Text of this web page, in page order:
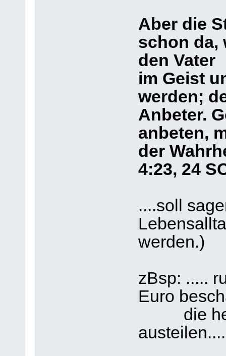
Aber die
schon da,
den Vater
im Geist
werden;
Anbeter.
anbeten,
der
4:23, 24
....soll
werden.)
zBsp: .....
Euro
die
austeilen....